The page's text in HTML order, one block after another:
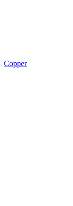
Copper